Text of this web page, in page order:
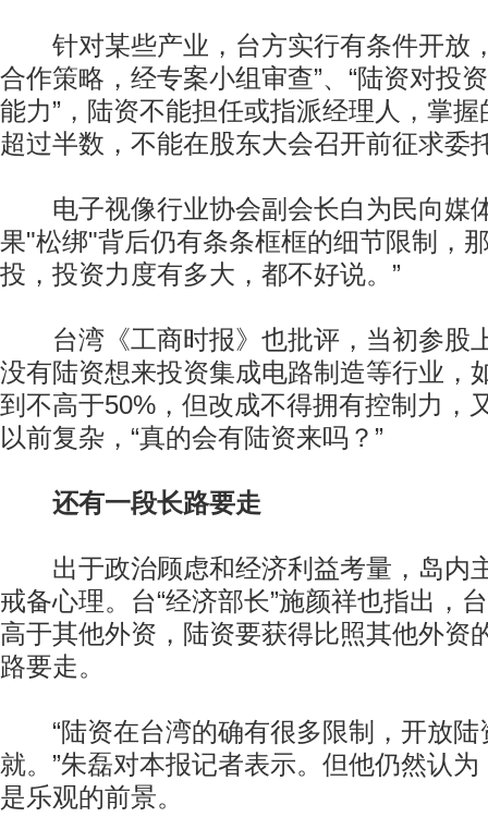
针对某些产业，台方实行有条件开放
合作策略，经专案小组审查”、“陆资对投
能力”，陆资不能担任或指派经理人，掌
超过半数，不能在股东大会召开前征求委
电子视像行业协会副会长白为民向媒
果"松绑"背后仍有条条框框的细节限制，
投，投资力度有多大，都不好说。”
台湾《工商时报》也批评，当初参股
没有陆资想来投资集成电路制造等行业，
到不高于50%，但改成不得拥有控制力，
以前复杂，“真的会有陆资来吗？”
还有一段长路要走
出于政治顾虑和经济利益考量，岛内
戒备心理。台“经济部长”施颜祥也指出，
高于其他外资，陆资要获得比照其他外资
路要走。
“陆资在台湾的确有很多限制，开放陆
就。”朱磊对本报记者表示。但他仍然认
是乐观的前景。